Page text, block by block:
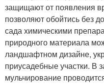
защищают от появления
позволяют обойтись без
сада химическими
природного материала
ландшафтном дизайне,
приусадебные участки. В
мульчирование